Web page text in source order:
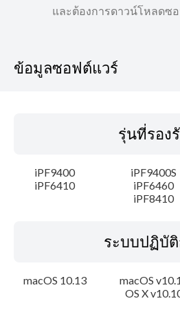
และต้องการดาวน์โหลดซ
ข้อมูลซอฟต์แวร์
ภาษา
ความต้องการของระบบ
รุ่นที่รอง
iPF9400 iPF9400S
iPF6410
iPF6460
iPF8410
ระบบปฏิบั
macOS 10.13 macOS
OS X